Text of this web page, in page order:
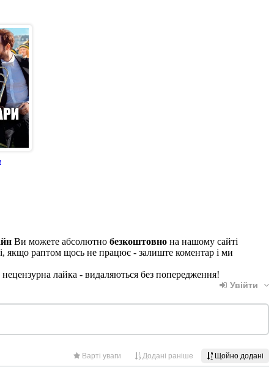
Ви можете абсолютно безкоштовно на нашому сайті
якщо раптом щось не працює - залиште коментар і ми
лайка - видаляються без попередження!